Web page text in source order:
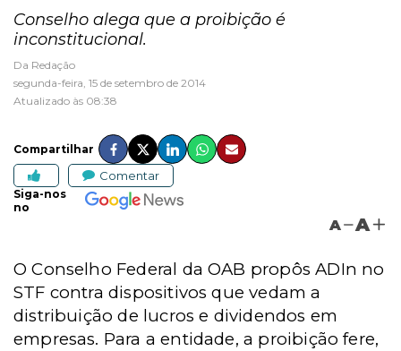
Conselho alega que a proibição é
inconstitucional.
Da Redação
segunda-feira, 15 de setembro de 2014
Atualizado às 08:38
Compartilhar
Comentar
Siga-nos
no
A A
O Conselho Federal da OAB propôs ADIn no
STF contra dispositivos que vedam a
distribuição de lucros e dividendos em
empresas. Para a entidade, a proibição fere,